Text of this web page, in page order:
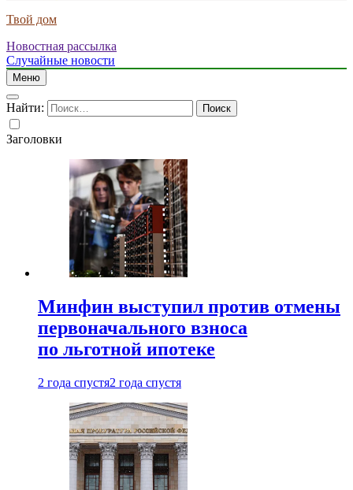
Твой дом
Новостная рассылка
Случайные новости
Меню
Найти:
Заголовки
Минфин выступил против отмены
первоначального взноса
по льготной ипотеке
2 года спустя2 года спустя